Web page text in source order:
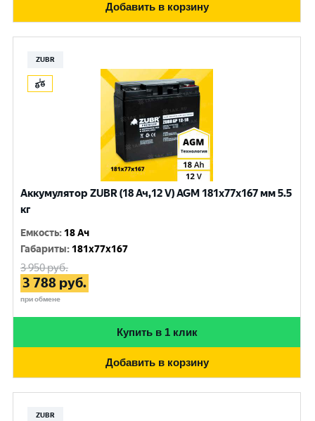
Добавить в корзину
ZUBR
Аккумулятор ZUBR (18 Ач,12 V) AGM 181x77x167 мм 5.5
кг
Емкость: 18 Ач
Габариты: 181x77x167
3 950руб.
3 788 руб.
при обмене
Купить в 1 клик
Добавить в корзину
ZUBR